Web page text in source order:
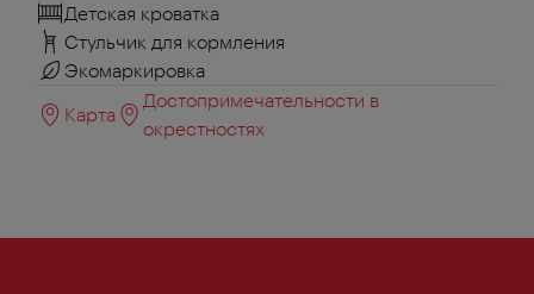
Детская кроватка
Стульчик для кормления
Экомаркировка
Карта
Достопримечательности в
окрестностях